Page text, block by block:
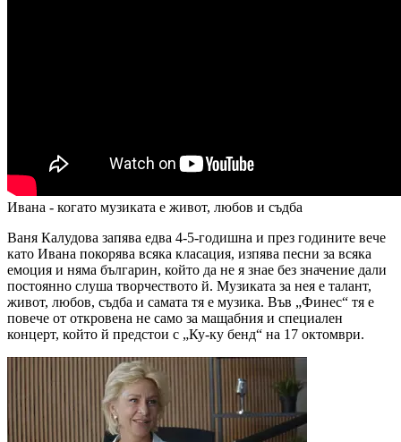
Ивана - когато музиката е живот, любов и съдба
Ваня Калудова запява едва 4-5-годишна и през годините вече
като Ивана покорява всяка класация, изпява песни за всяка
емоция и няма българин, който да не я знае без значение дали
постоянно слуша творчеството й. Музиката за нея е талант,
живот, любов, съдба и самата тя е музика. Във „Финес“ тя е
повече от откровена не само за мащабния и специален
концерт, който й предстои с „Ку-ку бенд“ на 17 октомври.